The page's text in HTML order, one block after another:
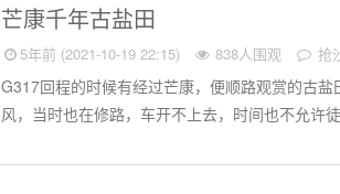
芒康千年古盐田
5年前 (2021-10-19 22:15) 838人围观 抢
G317回程的时候有经过芒康，便顺路观赏的古
风，当时也在修路，车开不上去，时间也不允许